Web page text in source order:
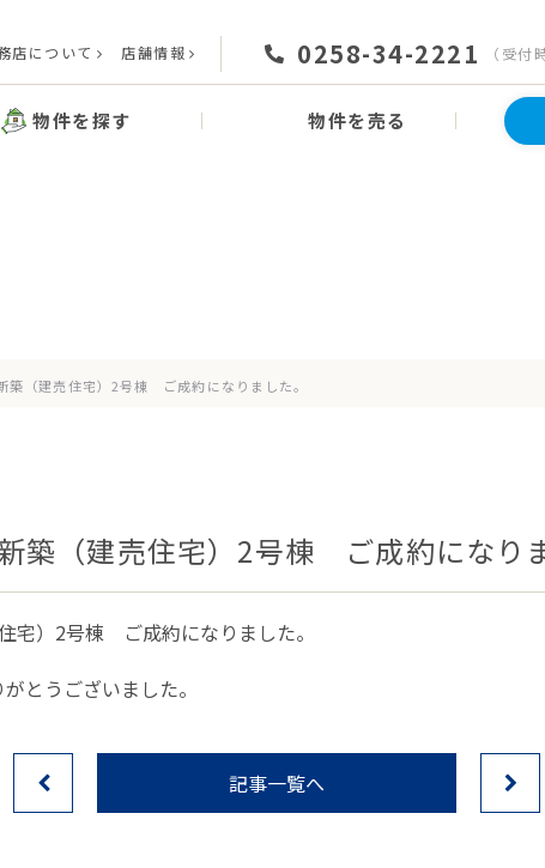
店について 店舗情報 0258-34-2221 （受
物件を探す 物件を売る
（建売住宅）2号棟 ご成約になりました。
築（建売住宅）2号棟 ご成約になり
）2号棟 ご成約になりました。
とうございました。
記事一覧へ